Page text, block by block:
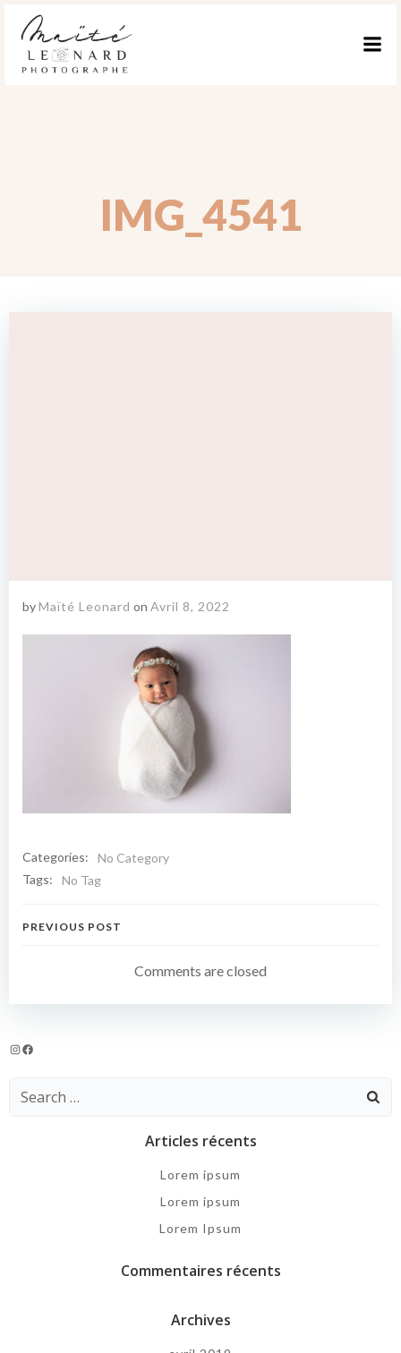
IMG_4541
byMaïté Leonard on Avril 8, 2022
Categories:
No Category
Tags:
No Tag
Navigation
l’article
PREVIOUS POST
Comments are closed
Instagram
Facebook
Search
Articles récents
Lorem ipsum
Lorem ipsum
Lorem Ipsum
Commentaires récents
Archives